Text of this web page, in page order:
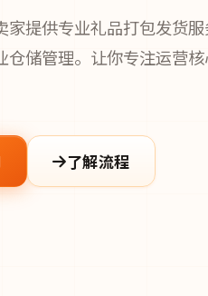
提供专业礼品打包发货服
仓储管理。让你专注运营
了解流程